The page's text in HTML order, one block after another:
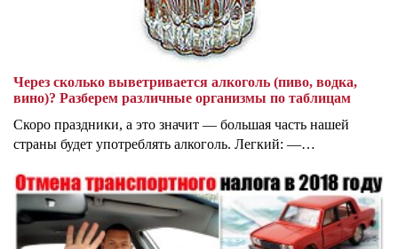
Через сколько выветривается алкоголь (пиво, водка,
вино)? Разберем различные организмы по таблицам
Скоро праздники, а это значит — большая часть нашей
страны будет употреблять алкоголь. Легкий: —…